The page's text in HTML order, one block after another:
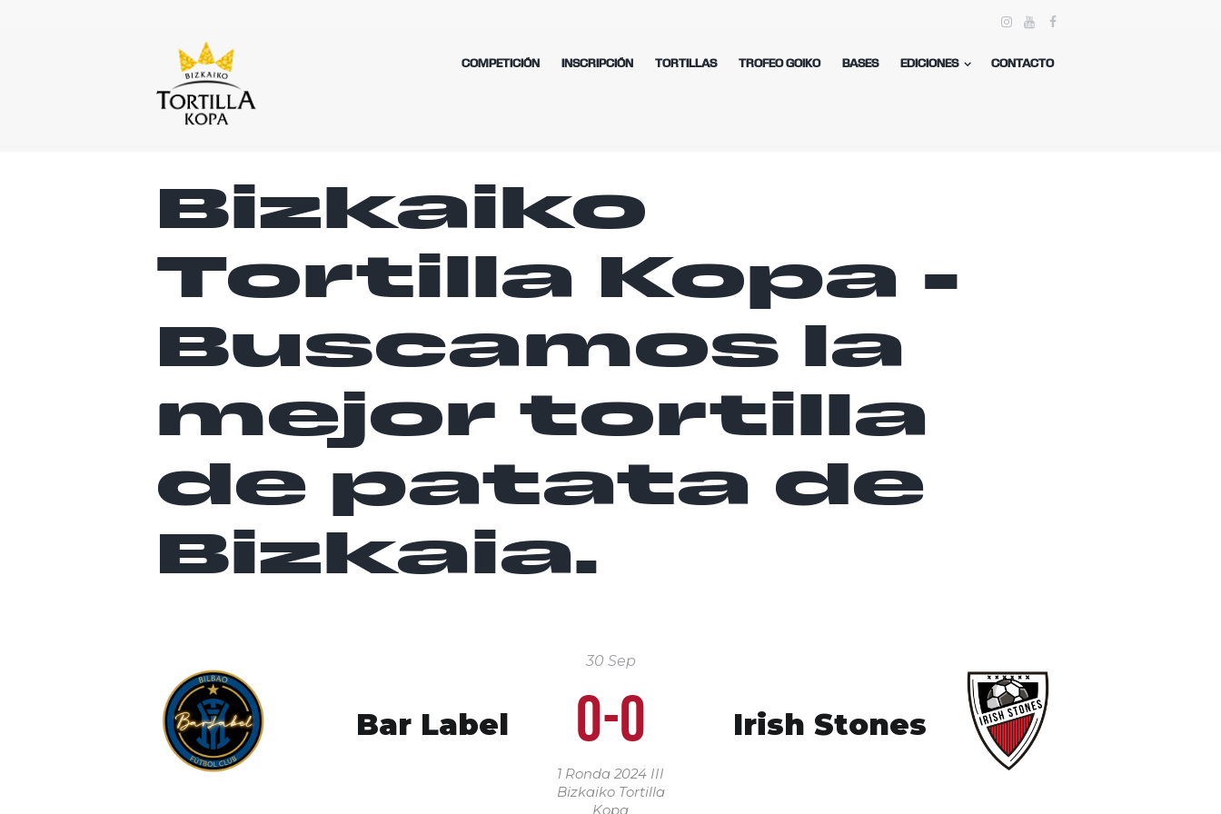
COMPETICIÓN INSCRIPCIÓN TORTILLAS TROFEO GOIKO BASES EDICIONES CONTACTO
Bizkaiko
Tortilla Kopa -
Buscamos la
mejor tortilla
de patata de
Bizkaia.
Bar Label
30 Sep
0-0
1 Ronda 2024 III
Bizkaiko Tortilla
Kopa
Irish Stones